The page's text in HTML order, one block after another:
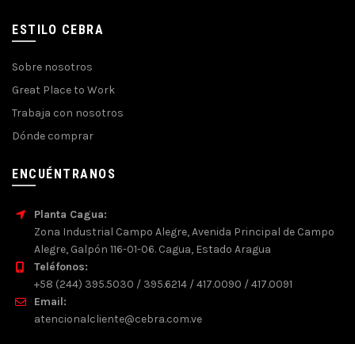
ESTILO CEBRA
Sobre nosotros
Great Place to Work
Trabaja con nosotros
Dónde comprar
ENCUÉNTRANOS
Planta Cagua:
Zona Industrial Campo Alegre, Avenida Principal de Campo
Alegre, Galpón 116-01-06. Cagua, Estado Aragua
Teléfonos:
+58 (244) 395.5030 / 395.6214 / 417.0090 / 417.0091
Email:
atencionalcliente@cebra.com.ve